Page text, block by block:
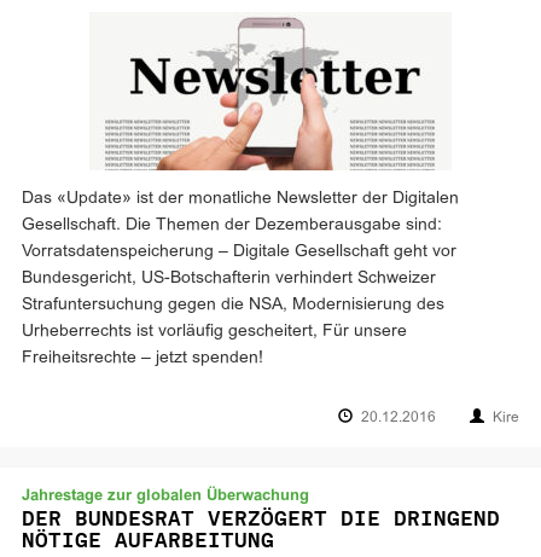
Das «Update» ist der monatliche Newsletter der Digitalen
Gesellschaft. Die Themen der Dezemberausgabe sind:
Vorratsdatenspeicherung – Digitale Gesellschaft geht vor
Bundesgericht, US-Botschafterin verhindert Schweizer
Strafuntersuchung gegen die NSA, Modernisierung des
Urheberrechts ist vorläufig gescheitert, Für unsere
Freiheitsrechte – jetzt spenden!
20.12.2016 Kire
Jahrestage zur globalen Überwachung
DER BUNDESRAT VERZÖGERT DIE DRINGEND
NÖTIGE AUFARBEITUNG